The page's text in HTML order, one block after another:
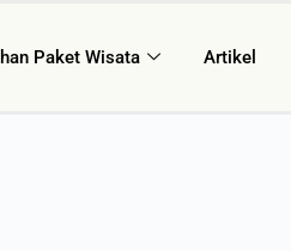
Paket Wisata Artikel